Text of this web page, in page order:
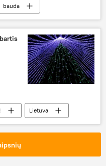
bauda
Lietuva
šventė